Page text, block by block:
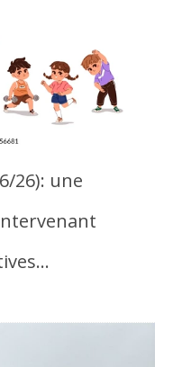
26): une